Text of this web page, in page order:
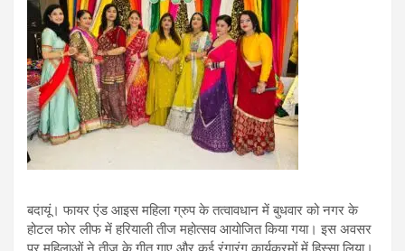
बदायूं। फायर एंड आइस महिला ग्रुप के तत्वावधान में बुधवार को नगर के
होटल फोर लीफ में हरियाली तीज महोत्सव आयोजित किया गया। इस अवसर